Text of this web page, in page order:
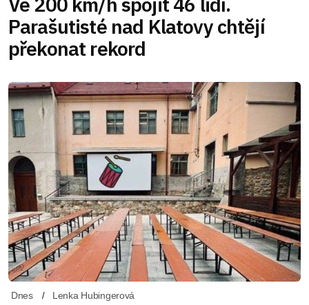
Parašutisté nad Klatovy chtějí
překonat rekord
Dnes Lenka Hubingerová